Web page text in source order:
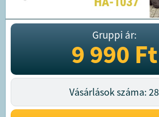
Gruppi ár:
9 990Ft
Vásárlások száma: 28